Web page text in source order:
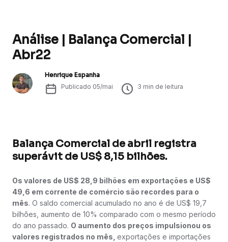
Análise | Balança Comercial |
Abr22
Henrique Espanha
Publicado 05/mai 3 min de leitura
Balança Comercial de abril registra
superávit de US$ 8,15 bilhões.
Os valores de US$ 28,9 bilhões em exportações e US$
49,6 em corrente de comércio são recordes para o
mês. O saldo comercial acumulado no ano é de US$ 19,7
bilhões, aumento de 10% comparado com o mesmo período
do ano passado. O aumento dos preços impulsionou os
valores registrados no mês, exportações e importações